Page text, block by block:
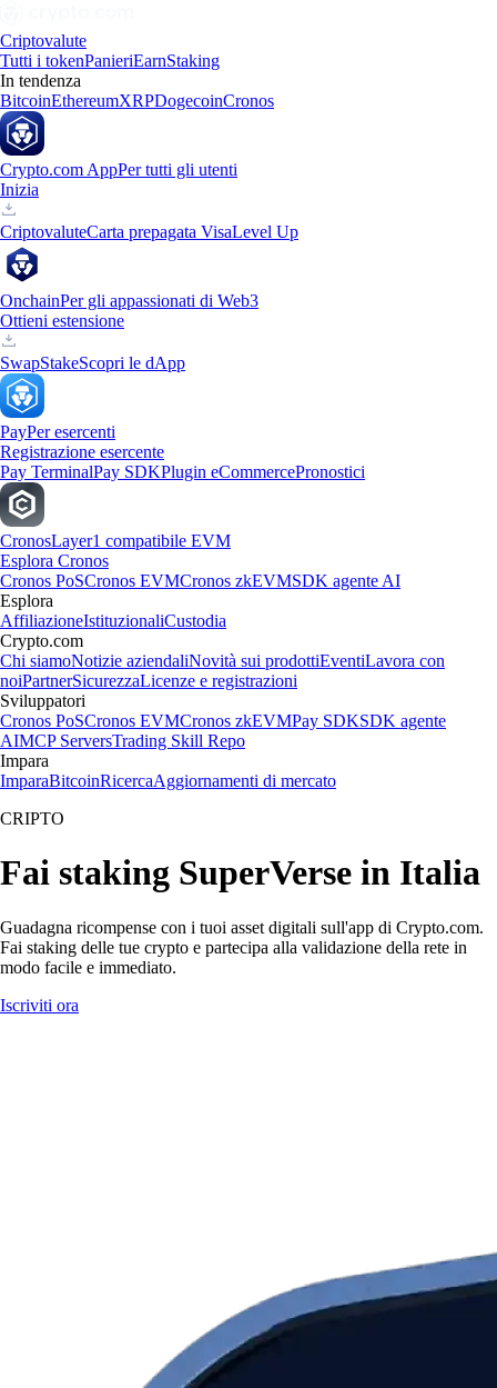
Criptovalute
Tutti i tokenPanieriEarnStaking
In tendenza
BitcoinEthereumXRPDogecoinCronos
Crypto.com AppPer tutti gli utenti
Inizia
CriptovaluteCarta prepagata VisaLevel Up
OnchainPer gli appassionati di Web3
Ottieni estensione
SwapStakeScopri le dApp
PayPer esercenti
Registrazione esercente
Pay TerminalPay SDKPlugin eCommercePronostici
CronosLayer1 compatibile EVM
Esplora Cronos
Cronos PoSCronos EVMCronos zkEVMSDK agente AI
Esplora
AffiliazioneIstituzionaliCustodia
Crypto.com
Chi siamoNotizie aziendaliNovità sui prodottiEventiLavora con
noiPartnerSicurezzaLicenze e registrazioni
Sviluppatori
Cronos PoSCronos EVMCronos zkEVMPay SDKSDK agente
AIMCP ServersTrading Skill Repo
Impara
ImparaBitcoinRicercaAggiornamenti di mercato
CRIPTO
Fai staking SuperVerse in Italia
Guadagna ricompense con i tuoi asset digitali sull'app di Crypto.com.
Fai staking delle tue crypto e partecipa alla validazione della rete in
modo facile e immediato.
Iscriviti ora